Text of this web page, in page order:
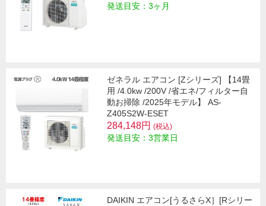
発送目安：3ヶ月
ゼネラル エアコン [Zシリーズ] 【14畳
用 /4.0kw /200V /省エネ/フィルター自
動お掃除 /2025年モデル】 AS-
Z405S2W-ESET
284,148円 (税込)
発送目安：3営業日
DAIKIN エアコン[うるさらX］[Rシリー